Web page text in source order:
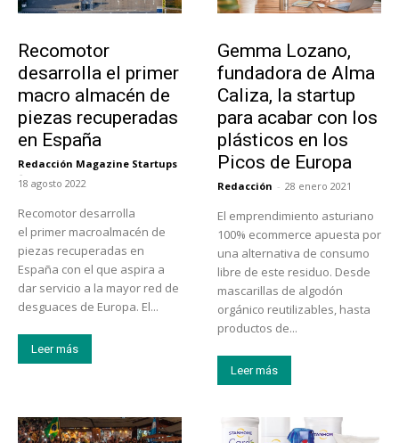
Recomotor
desarrolla el primer
macro almacén de
piezas recuperadas
en España
Redacción Magazine Startups
-
18 agosto 2022
Recomotor desarrolla
el primer macroalmacén de
piezas recuperadas en
España con el que aspira a
dar servicio a la mayor red de
desguaces de Europa. El...
Leer más
Gemma Lozano,
fundadora de Alma
Caliza, la startup
para acabar con los
plásticos en los
Picos de Europa
Redacción - 28 enero 2021
El emprendimiento asturiano
100% ecommerce apuesta por
una alternativa de consumo
libre de este residuo. Desde
mascarillas de algodón
orgánico reutilizables, hasta
productos de...
Leer más